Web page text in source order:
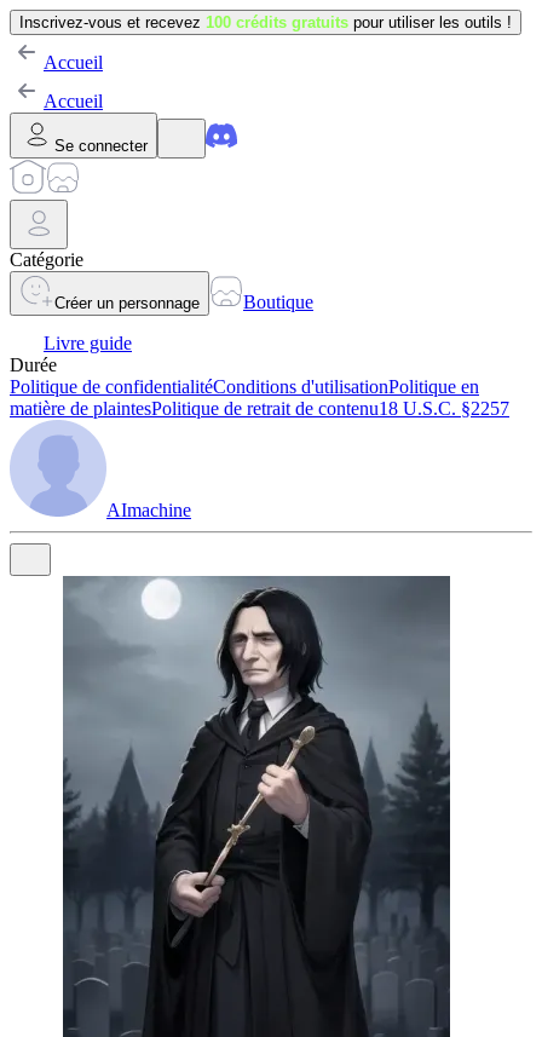
Inscrivez-vous et recevez 100 crédits gratuits pour utiliser les outils !
Accueil
Accueil
Se connecter
Catégorie
Créer un personnage
Boutique
Livre guide
Durée
Politique de confidentialitéConditions d'utilisationPolitique en
matière de plaintesPolitique de retrait de contenu18 U.S.C. §2257
AImachine